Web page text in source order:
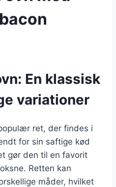
En klassisk
variationer
ret, der findes i
for sin saftige kød
gør den til en favorit
Retten kan
måder, hvilket